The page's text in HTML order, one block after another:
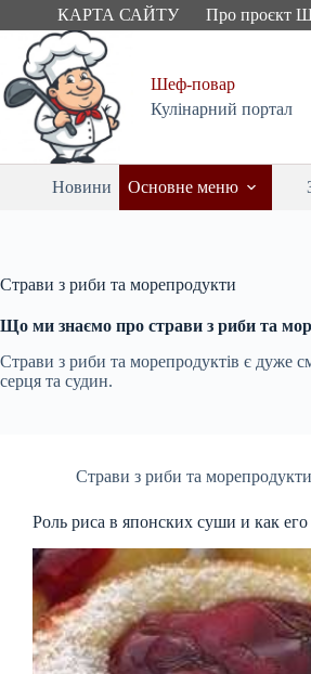
to
content
КАРТА САЙТУ Про проєкт
Шеф-повар
Кулінарний портал
Новини Основне меню
Страви з риби та морепродукти
Що ми знаємо про страви з риби та
Страви з риби та морепродуктів є дуже
серця та судин.
Страви з риби та морепродукти
Роль риса в японских суши и как его